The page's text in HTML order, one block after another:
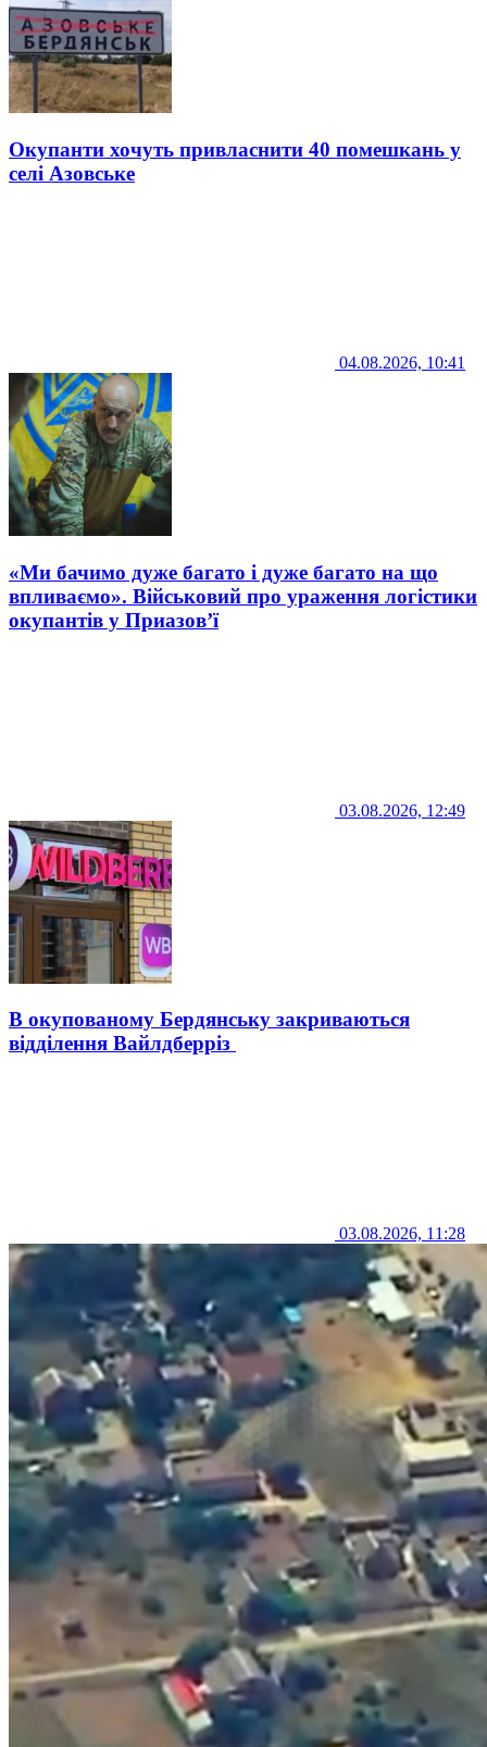
Окупанти хочуть привласнити 40 помешкань у
селі Азовське
04.08.2026, 10:41
«Ми бачимо дуже багато і дуже багато на що
впливаємо». Військовий про ураження логістики
окупантів у Приазов’ї
03.08.2026, 12:49
В окупованому Бердянську закриваються
відділення Вайлдберріз
03.08.2026, 11:28